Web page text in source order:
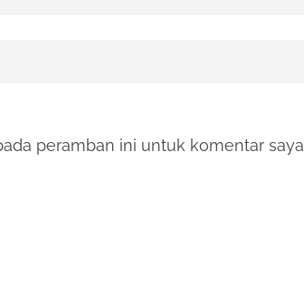
peramban ini untuk komentar saya